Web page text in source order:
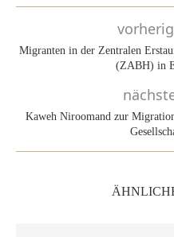
Migranten in der Zentralen
(ZABH) in
Kaweh Niroomand zur